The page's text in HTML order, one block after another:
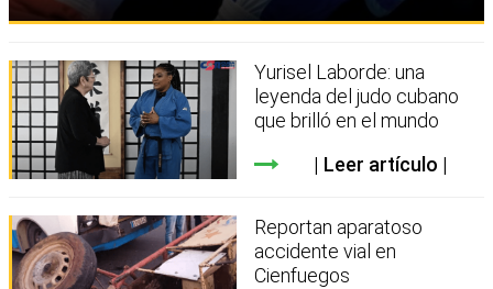
Yurisel Laborde: una
leyenda del judo cubano
que brilló en el mundo
Leer artículo
Reportan aparatoso
accidente vial en
Cienfuegos